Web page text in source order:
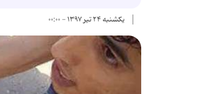
یکشنبه ۲۴ تیر ۱۳۹۷ - ۰۰:۰۰